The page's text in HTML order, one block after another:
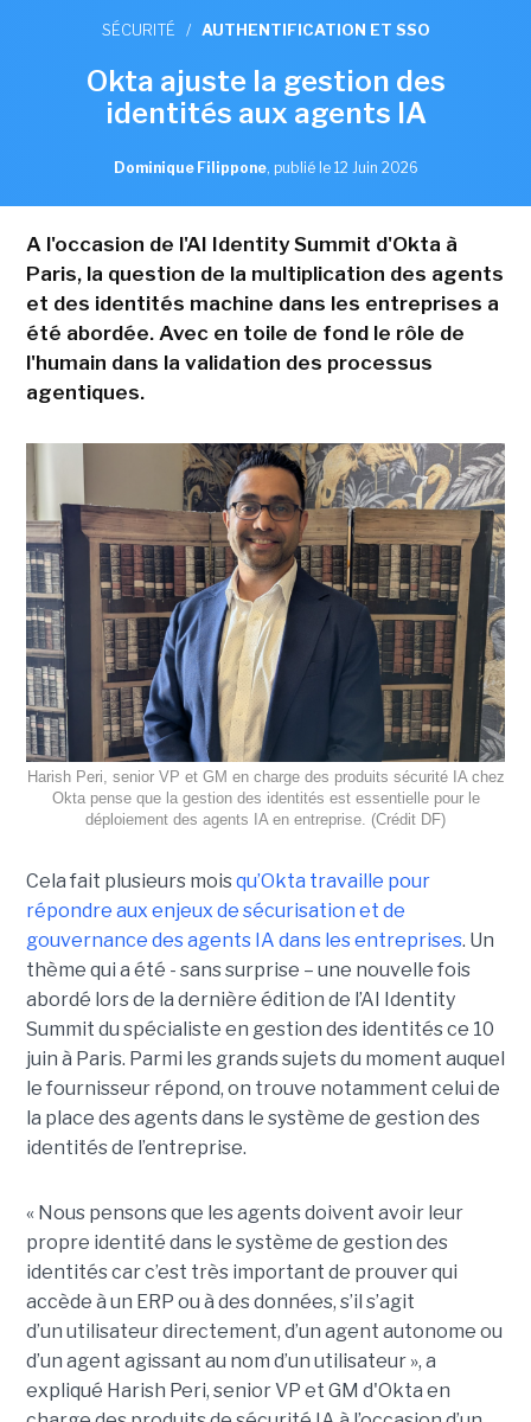
SÉCURITÉ / AUTHENTIFICATION ET SSO
Okta ajuste la gestion des
identités aux agents IA
Dominique Filippone, publié le 12 Juin 2026
A l'occasion de l'AI Identity Summit d'Okta à
Paris, la question de la multiplication des agents
et des identités machine dans les entreprises a
été abordée. Avec en toile de fond le rôle de
l'humain dans la validation des processus
agentiques.
Harish Peri, senior VP et GM en charge des produits sécurité IA chez
Okta pense que la gestion des identités est essentielle pour le
déploiement des agents IA en entreprise. (Crédit DF)
Cela fait plusieurs moisqu’Okta travaille pour
répondre aux enjeux de sécurisation et de
gouvernance des agents IA dans les entreprises. Un
thème qui a été - sans surprise – une nouvelle fois
abordé lors de la dernière édition de l’AI Identity
Summit du spécialiste en gestion des identités ce 10
juin à Paris. Parmi les grands sujets du moment auquel
le fournisseur répond, on trouve notamment celui de
la place des agents dans le système de gestion des
identités de l’entreprise.
« Nous pensons que les agents doivent avoir leur
propre identité dans le système de gestion des
identités car c’est très important de prouver qui
accède à un ERP ou à des données, s’il s’agit
d’un utilisateur directement, d’un agent autonome ou
d’un agent agissant au nom d’un utilisateur », a
expliqué Harish Peri, senior VP et GM d'Okta en